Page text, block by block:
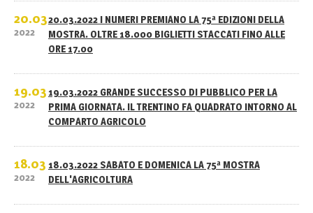
20.03
2022
20.03.2022 I NUMERI PREMIANO LA 75ª EDIZIONI DELLA
MOSTRA. OLTRE 18.000 BIGLIETTI STACCATI FINO ALLE
ORE 17.00
19.03
2022
19.03.2022 GRANDE SUCCESSO DI PUBBLICO PER LA
PRIMA GIORNATA. IL TRENTINO FA QUADRATO INTORNO AL
COMPARTO AGRICOLO
18.03
2022
18.03.2022 SABATO E DOMENICA LA 75ª MOSTRA
DELL'AGRICOLTURA